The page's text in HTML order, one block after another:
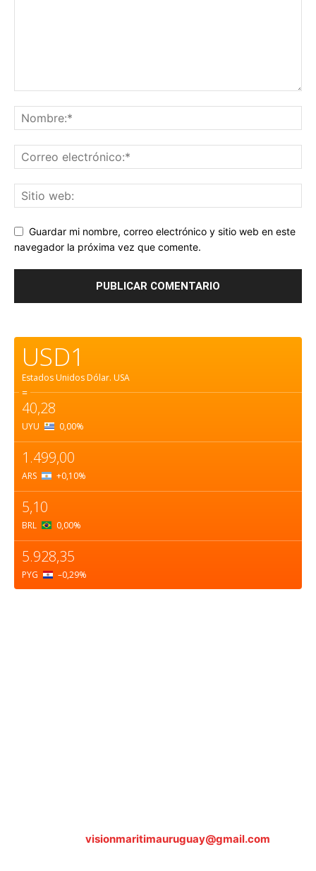
Guardar mi nombre, correo electrónico y sitio web en este
navegador la próxima vez que comente.
USD1
Estados Unidos Dólar. USA
=
40,28
UYU 0,00%
1.499,00
ARS +0,10%
5,10
BRL 0,00%
5.928,35
PYG –0,29%
visionmaritimauruguay@gmail.com